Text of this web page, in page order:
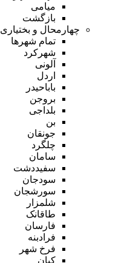
میامی
بازگشت
چهارمحال و بختیاری
تمام شهر‌ها
شهرکرد
آلونی
اردل
باباحیدر
بروجن
بلداجی
بن
جونقان
چلگرد
سامان
سفیددشت
سودجان
سورشجان
شلمزار
طاقانک
فارسان
فرادبنه
فرخ شهر
کیان